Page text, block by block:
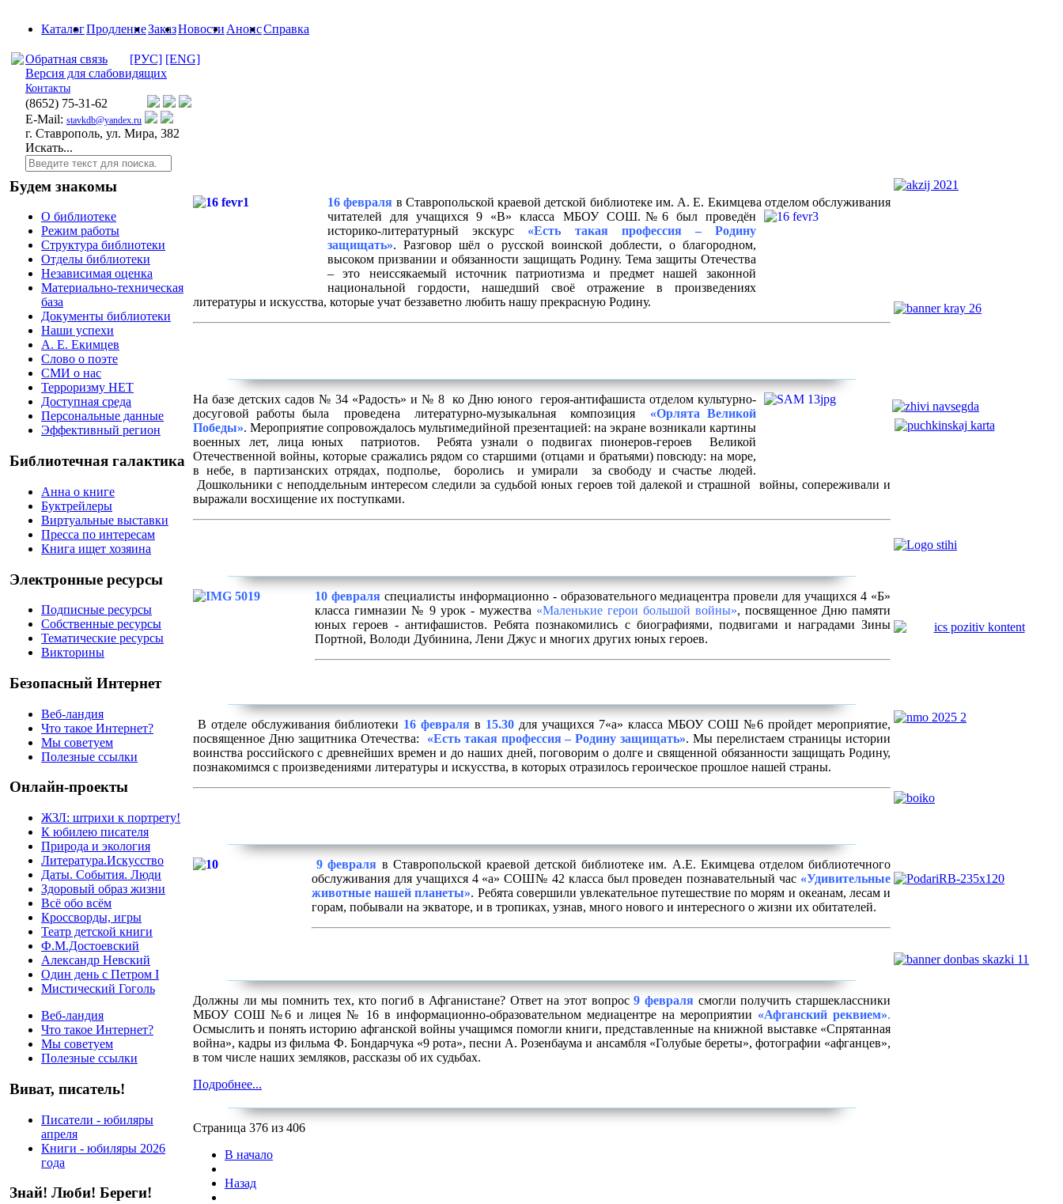
КаталогПродлениеЗаказНовости АнонсСправка
Обратная связь [РУС] [ENG]
Версия для слабовидящих
Контакты
(8652) 75-31-62
E-Mail: stavkdb@yandex.ru
г. Ставрополь, ул. Мира, 382
Искать...
Будем знакомы
О библиотеке
Режим работы
Структура библиотеки
Отделы библиотеки
Независимая оценка
Материально-техническая
база
Документы библиотеки
Наши успехи
А. Е. Екимцев
Слово о поэте
СМИ о нас
Терроризму НЕТ
Доступная среда
Персональные данные
Эффективный регион
Библиотечная галактика
Анна о книге
Буктрейлеры
Виртуальные выставки
Пресса по интересам
Книга ищет хозяина
Электронные ресурсы
Подписные ресурсы
Собственные ресурсы
Тематические ресурсы
Викторины
Безопасный Интернет
Веб-ландия
Что такое Интернет?
Мы советуем
Полезные ссылки
Онлайн-проекты
ЖЗЛ: штрихи к портрету!
К юбилею писателя
Природа и экология
Литература.Искусство
Даты. События. Люди
Здоровый образ жизни
Всё обо всём
Кроссворды, игры
Театр детской книги
Ф.М.Достоевский
Александр Невский
Один день с Петром I
Мистический Гоголь
Веб-ландия
Что такое Интернет?
Мы советуем
Полезные ссылки
Виват, писатель!
Писатели - юбиляры
апреля
Книги - юбиляры 2026
года
Знай! Люби! Береги!
16 февраля в Ставропольской краевой детской библиотеке им. А. Е. Екимцева отделом обслуживания
читателей для учащихся 9 «В» класса МБОУ СОШ.№6 был проведён
историко-литературный экскурс «Есть такая профессия – Родину
защищать». Разговор шёл о русской воинской доблести, о благородном,
высоком призвании и обязанности защищать Родину. Тема защиты Отечества
– это неиссякаемый источник патриотизма и предмет нашей законной
национальной гордости, нашедший своё отражение в произведениях
литературы и искусства, которые учат беззаветно любить нашу прекрасную Родину.
На базе детских садов № 34 «Радость» и № 8 ко Дню юного героя-антифашиста отделом культурно-
досуговой работы была проведена литературно-музыкальная композиция «Орлята Великой
Победы». Мероприятие сопровождалось мультимедийной презентацией: на экране возникали картины
военных лет, лица юных патриотов. Ребята узнали о подвигах пионеров-героев Великой
Отечественной войны, которые сражались рядом со старшими (отцами и братьями) повсюду: на море,
в небе, в партизанских отрядах, подполье, боролись и умирали за свободу и счастье людей.
Дошкольники с неподдельным интересом следили за судьбой юных героев той далекой и страшной войны, сопереживали и
выражали восхищение их поступками.
10 февраляспециалисты информационно - образовательного медиацентра провели для учащихся 4 «Б»
класса гимназии № 9 урок - мужества «Маленькие герои большой войны», посвященное Дню памяти
юных героев - антифашистов. Ребята познакомились с биографиями, подвигами и наградами Зины
Портной, Володи Дубинина, Лени Джус и многих других юных героев.
В отделе обслуживания библиотеки 16 февраля в 15.30 для учащихся 7«а» класса МБОУ СОШ №6 пройдет мероприятие,
посвященное Дню защитника Отечества: «Есть такая профессия – Родину защищать».Мы перелистаем страницы истории
воинства российского с древнейших времен и до наших дней, поговорим о долге и священной обязанности защищать Родину,
познакомимся с произведениями литературы и искусства, в которых отразилось героическое прошлое нашей страны.
9 февраля в Ставропольской краевой детской библиотеке им. А.Е. Екимцева отделом библиотечного
обслуживания для учащихся 4 «а»СОШ№ 42 класса был проведен познавательный час «Удивительные
животные нашей планеты». Ребята совершили увлекательное путешествие по морям и океанам, лесам и
горам, побывали на экваторе, и в тропиках, узнав, много нового и интересного о жизни их обитателей.
Должны ли мы помнить тех, кто погиб в Афганистане? Ответ на этот вопрос9 февраля смогли получить старшеклассники
МБОУ СОШ №6 и лицея № 16 в информационно-образовательном медиацентре на мероприятии «Афганский реквием».
Осмыслить и понять историю афганской войны учащимся помогли книги, представленные на книжной выставке «Спрятанная
война», кадры из фильма Ф. Бондарчука «9 рота», песни А. Розенбаума и ансамбля «Голубые береты», фотографии «афганцев»,
в том числе наших земляков, рассказы об их судьбах.
Подробнее...
Страница 376 из 406
В начало
Назад